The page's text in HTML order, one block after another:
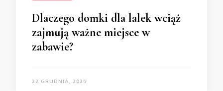
Dlaczego domki dla lalek wciąż
zajmują ważne miejsce w
zabawie?
22 GRUDNIA, 2025